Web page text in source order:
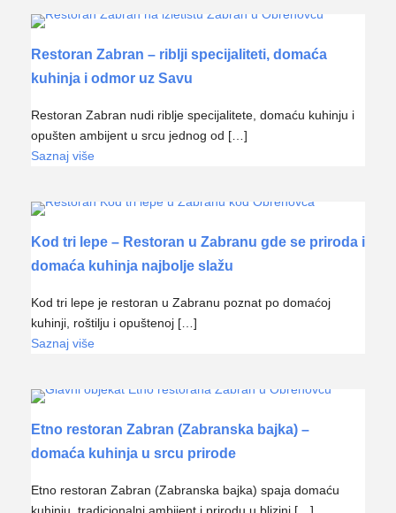
Restoran Zabran – riblji specijaliteti, domaća
kuhinja i odmor uz Savu
Restoran Zabran nudi riblje specijalitete, domaću kuhinju i
opušten ambijent u srcu jednog od […]
Saznaj više
Kod tri lepe – Restoran u Zabranu gde se priroda i
domaća kuhinja najbolje slažu
Kod tri lepe je restoran u Zabranu poznat po domaćoj
kuhinji, roštilju i opuštenoj […]
Saznaj više
Etno restoran Zabran (Zabranska bajka) –
domaća kuhinja u srcu prirode
Etno restoran Zabran (Zabranska bajka) spaja domaću
kuhinju, tradicionalni ambijent i prirodu u blizini […]